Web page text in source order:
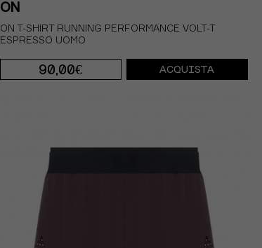
ON
ON T-SHIRT RUNNING PERFORMANCE VOLT-T
ESPRESSO UOMO
90,00€ ACQUISTA